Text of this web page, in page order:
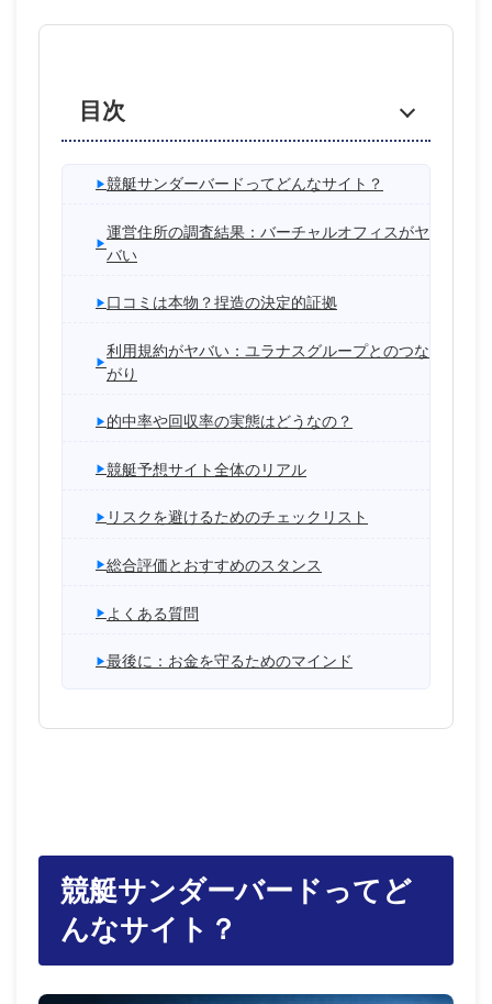
目次
競艇サンダーバードってどんなサイト？
運営住所の調査結果：バーチャルオフィスがヤ
バい
口コミは本物？捏造の決定的証拠
利用規約がヤバい：ユラナスグループとのつな
がり
的中率や回収率の実態はどうなの？
競艇予想サイト全体のリアル
リスクを避けるためのチェックリスト
総合評価とおすすめのスタンス
よくある質問
最後に：お金を守るためのマインド
競艇サンダーバードってど
んなサイト？